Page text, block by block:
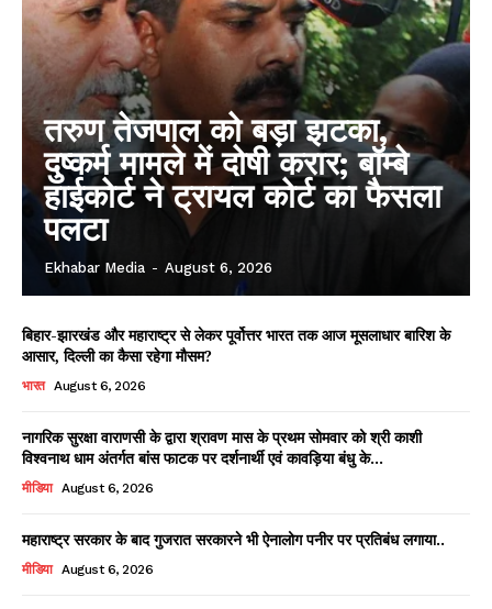
तरुण तेजपाल को बड़ा झटका,
दुष्कर्म मामले में दोषी करार; बॉम्बे
हाईकोर्ट ने ट्रायल कोर्ट का फैसला
पलटा
Ekhabar Media - August 6, 2026
बिहार-झारखंड और महाराष्ट्र से लेकर पूर्वोत्तर भारत तक आज मूसलाधार बारिश के
आसार, दिल्ली का कैसा रहेगा मौसम?
भारत August 6, 2026
नागरिक सुरक्षा वाराणसी के द्वारा श्रावण मास के प्रथम सोमवार को श्री काशी
विश्वनाथ धाम अंतर्गत बांस फाटक पर दर्शनार्थी एवं कावड़िया बंधु के...
मीडिया August 6, 2026
महाराष्ट्र सरकार के बाद गुजरात सरकारने भी ऐनालोग पनीर पर प्रतिबंध लगाया..
मीडिया August 6, 2026